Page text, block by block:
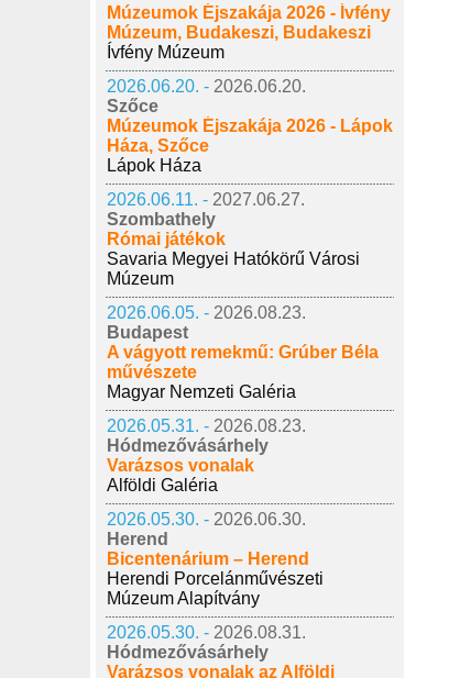
Múzeumok Éjszakája 2026 - Ívfény
Múzeum, Budakeszi, Budakeszi
Ívfény Múzeum
2026.06.20. - 2026.06.20.
Szőce
Múzeumok Éjszakája 2026 - Lápok
Háza, Szőce
Lápok Háza
2026.06.11. - 2027.06.27.
Szombathely
Római játékok
Savaria Megyei Hatókörű Városi
Múzeum
2026.06.05. - 2026.08.23.
Budapest
A vágyott remekmű: Grúber Béla
művészete
Magyar Nemzeti Galéria
2026.05.31. - 2026.08.23.
Hódmezővásárhely
Varázsos vonalak
Alföldi Galéria
2026.05.30. - 2026.06.30.
Herend
Bicentenárium – Herend
Herendi Porcelánművészeti
Múzeum Alapítvány
2026.05.30. - 2026.08.31.
Hódmezővásárhely
Varázsos vonalak az Alföldi